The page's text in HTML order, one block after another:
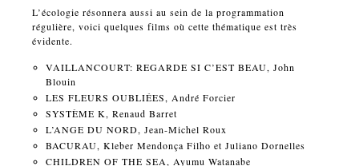
L’écologie résonnera aussi au sein de la programmation
régulière, voici quelques films où cette thématique est très
évidente.
VAILLANCOURT: REGARDE SI C’EST BEAU, John
Blouin
LES FLEURS OUBLIÉES, André Forcier
SYSTÈME K, Renaud Barret
L’ANGE DU NORD, Jean-Michel Roux
BACURAU, Kleber Mendonça Filho et Juliano Dornelles
CHILDREN OF THE SEA, Ayumu Watanabe